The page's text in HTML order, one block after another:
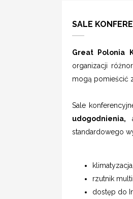
SALE
Great Polonia
organizacji
mogą pomieścić
Sale
udogodnienia,
standardowego
klimatyzacja,
rzutnik
dostęp do